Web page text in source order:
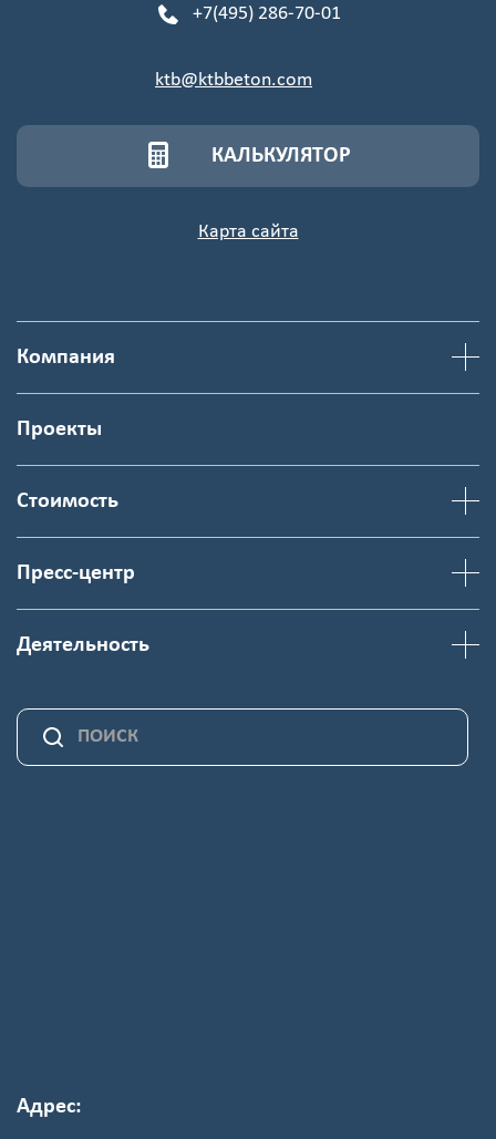
+7(495) 286-70-01
ktb@ktbbeton.com
КАЛЬКУЛЯТОР
Карта сайта
Компания
Проекты
Стоимость
Пресс-центр
Деятельность
Адрес: